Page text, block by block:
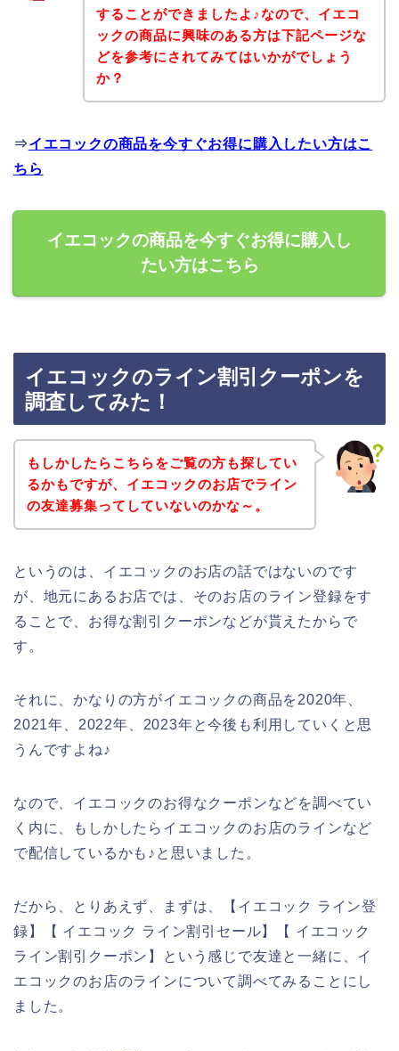
することができましたよ♪なので、イエコ
ックの商品に興味のある方は下記ページな
どを参考にされてみてはいかがでしょう
か？
⇒イエコックの商品を今すぐお得に購入したい方はこ
ちら
イエコックの商品を今すぐお得に購入し
たい方はこちら
イエコックのライン割引クーポンを
調査してみた！
もしかしたらこちらをご覧の方も探してい
るかもですが、イエコックのお店でライン
の友達募集ってしていないのかな～。
というのは、イエコックのお店の話ではないのです
が、地元にあるお店では、そのお店のライン登録をす
ることで、お得な割引クーポンなどが貰えたからで
す。
それに、かなりの方がイエコックの商品を2020年、
2021年、2022年、2023年と今後も利用していくと思
うんですよね♪
なので、イエコックのお得なクーポンなどを調べてい
く内に、もしかしたらイエコックのお店のラインなど
で配信しているかも♪と思いました。
だから、とりあえず、まずは、【イエコック ライン登
録】【 イエコック ライン割引セール】【 イエコック
ライン割引クーポン】という感じで友達と一緒に、イ
エコックのお店のラインについて調べてみることにし
ました。